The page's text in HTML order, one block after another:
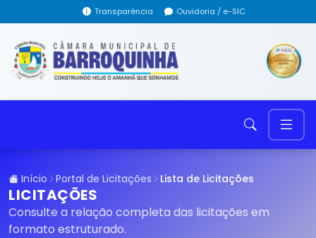
Transparência Ouvidoria / e-SIC
Início Portal de Licitações Lista de Licitações
LICITAÇÕES
Consulte a relação completa das licitações em
formato estruturado.